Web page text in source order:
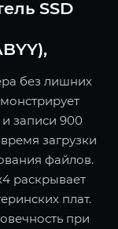
SSD
без лишних
записи 900
загрузки
файлов.
раскрывает
плат.
при